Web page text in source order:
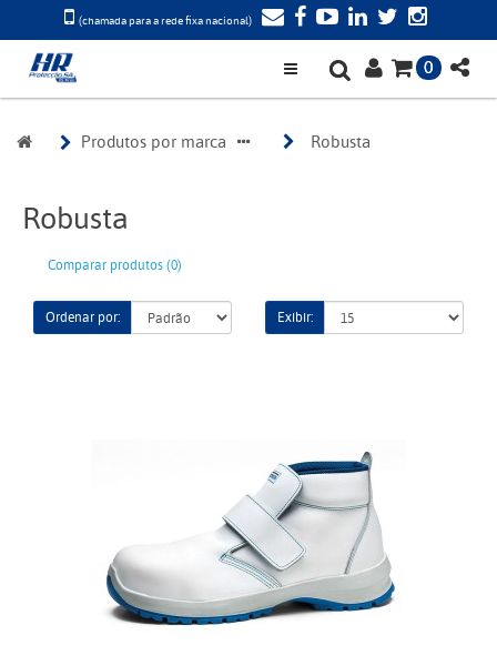
(chamada para a rede fixa nacional)
0
Produtos por marca Robusta
Robusta
Comparar produtos (0)
Ordenar por: Exibir: